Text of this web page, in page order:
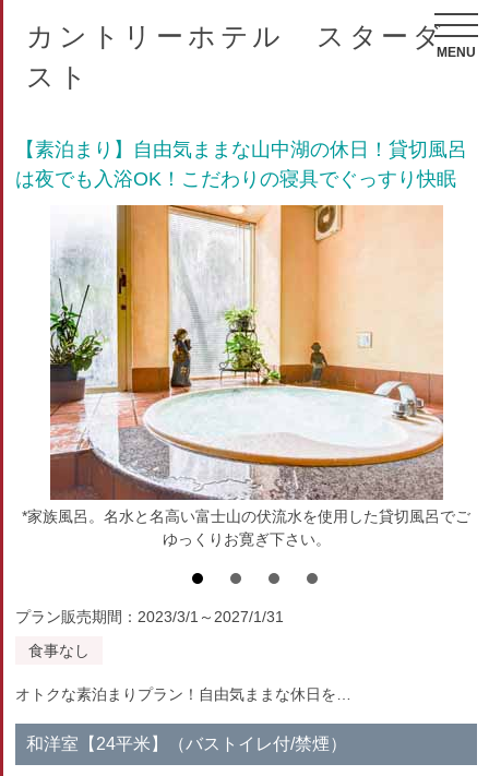
カントリーホテル スターダ
スト
MENU
【素泊まり】自由気ままな山中湖の休日！貸切風呂
は夜でも入浴OK！こだわりの寝具でぐっすり快眠
*家族風呂。名水と名高い富士山の伏流水を使用した貸切風呂でご
ゆっくりお寛ぎ下さい。
プラン販売期間：2023/3/1～2027/1/31
食事なし
オトクな素泊まりプラン！自由気ままな休日を…
和洋室【24平米】（バストイレ付/禁煙）